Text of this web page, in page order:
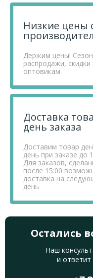
Низкие цены
Держим цены!
распродажи, скидки
оптовикам.
Доставка
день заказа
Доставим товар
день при заказе до
Для заказов,
после 15:00
доставка на
день
Остались
Наш
и